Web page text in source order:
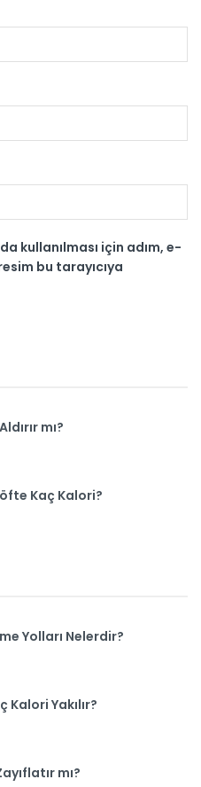
kullanılması için adım, e-
bu tarayıcıya
mı?
Kaç Kalori?
Yolları Nelerdir?
Kalori Yakılır?
mı?